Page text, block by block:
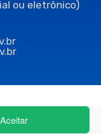
Aceitar
ou eletrônico)